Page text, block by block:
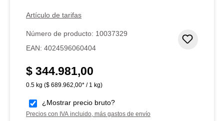
Artículo de tarifas
Número de producto: 10037329
EAN: 4024596060404
Precio normal:
$ 344.981,00
0.5 kg ($ 689.962,00* / 1 kg)
¿Mostrar precio bruto?
Precios con IVA incluido, más gastos de envío